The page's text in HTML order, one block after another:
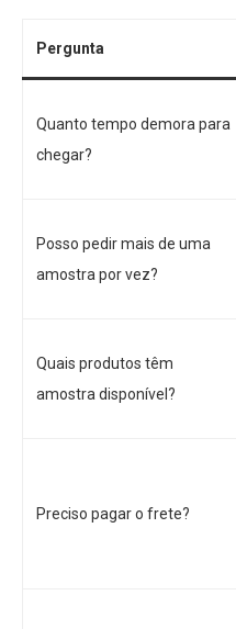
Pergunta
Quanto tempo demora para
chegar?
Posso pedir mais de uma
amostra por vez?
Quais produtos têm
amostra disponível?
Preciso pagar o frete?